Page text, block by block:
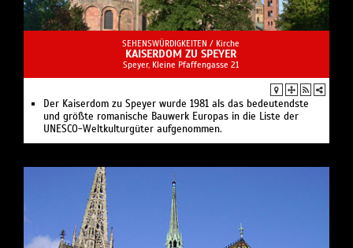
SEHENSWÜRDIGKEITEN / Kirche
KAISERDOM ZU SPEYER
Speyer, Kleine Pfaffengasse 21
Der Kaiserdom zu Speyer wurde 1981 als das bedeutendste
und größte romanische Bauwerk Europas in die Liste der
UNESCO-Weltkulturgüter aufgenommen.